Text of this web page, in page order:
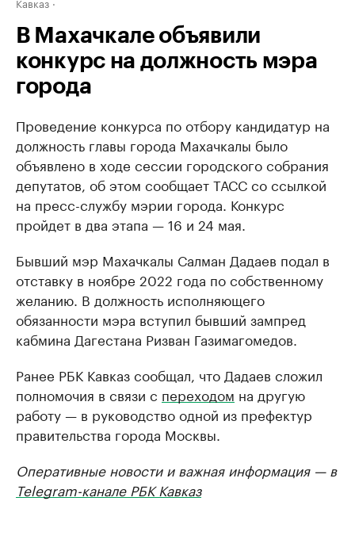
В Махачкале объявили
конкурс на должность мэра
города
Проведение конкурса по отбору кандидатур на
должность главы города Махачкалы было
объявлено в ходе сессии городского собрания
депутатов, об этом сообщает ТАСС со ссылкой
на пресс-службу мэрии города. Конкурс
пройдет в два этапа — 16 и 24 мая.
Бывший мэр Махачкалы Салман Дадаев подал в
отставку в ноябре 2022 года по собственному
желанию. В должность исполняющего
обязанности мэра вступил бывший зампред
кабмина Дагестана Ризван Газимагомедов.
Ранее РБК Кавказ сообщал, что Дадаев сложил
полномочия в связи с переходом на другую
работу — в руководство одной из префектур
правительства города Москвы.
Оперативные новости и важная информация — в
Telegram-канале РБК Кавказ